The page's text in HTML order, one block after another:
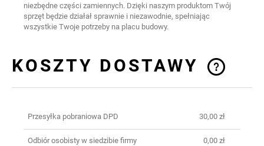
niezbędne części zamiennych. Dzięki naszym produktom Twój
sprzęt będzie działał sprawnie i niezawodnie, spełniając
wszystkie Twoje potrzeby na placu budowy.
KOSZTY DOSTAWY
CENA NIE ZAWIERA EWENTUALNYCH
KOSZTÓW PŁATNOŚCI
Przesyłka pobraniowa DPD 30,00 zł
Odbiór osobisty w siedzibie firmy 0,00 zł